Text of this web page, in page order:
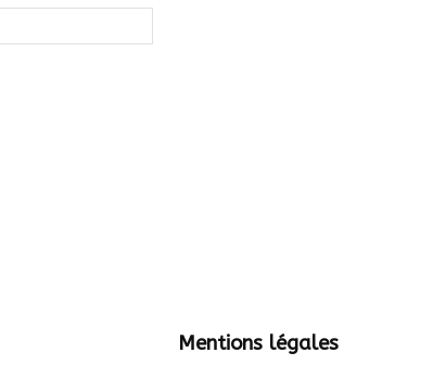
Mentions légales